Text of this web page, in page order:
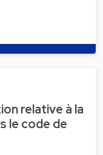
relative à la
le code de